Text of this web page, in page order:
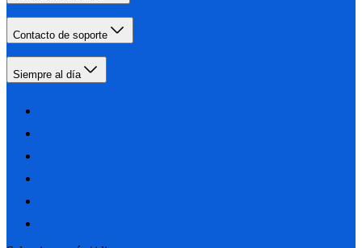
Contacto de soporte
Siempre al día